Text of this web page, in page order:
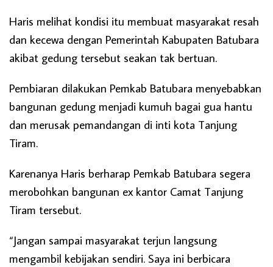
Haris melihat kondisi itu membuat masyarakat resah
dan kecewa dengan Pemerintah Kabupaten Batubara
akibat gedung tersebut seakan tak bertuan.
Pembiaran dilakukan Pemkab Batubara menyebabkan
bangunan gedung menjadi kumuh bagai gua hantu
dan merusak pemandangan di inti kota Tanjung
Tiram.
Karenanya Haris berharap Pemkab Batubara segera
merobohkan bangunan ex kantor Camat Tanjung
Tiram tersebut.
“Jangan sampai masyarakat terjun langsung
mengambil kebijakan sendiri. Saya ini berbicara